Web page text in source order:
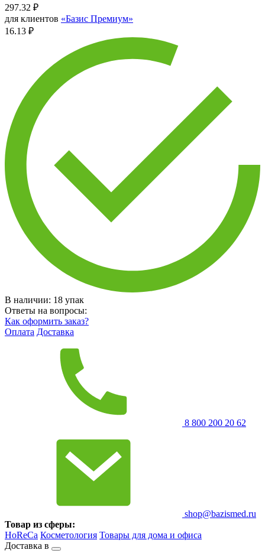
297.32 ₽
для клиентов «Базис Премиум»
16.13 ₽
В наличии: 18 упак
Ответы на вопросы:
Как оформить заказ?
Оплата Доставка
8 800 200 20 62
shop@bazismed.ru
Товар из сферы:
HoReCa Косметология Товары для дома и офиса
Доставка в